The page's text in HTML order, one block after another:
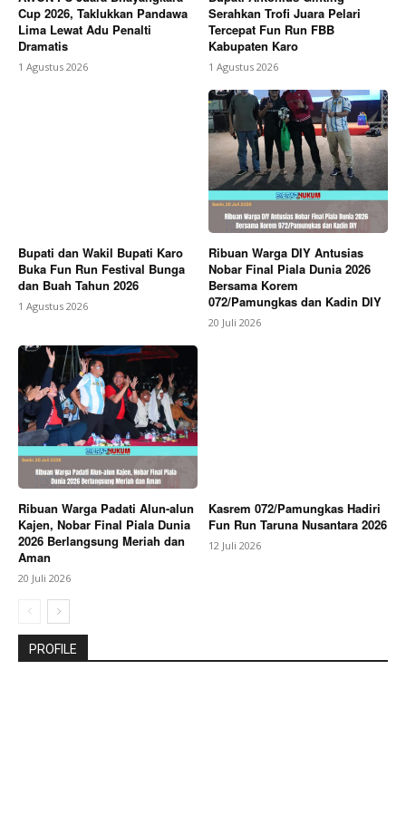
Cup 2026, Taklukkan Pandawa
Lima Lewat Adu Penalti
Dramatis
1 Agustus 2026
Serahkan Trofi Juara Pelari
Tercepat Fun Run FBB
Kabupaten Karo
1 Agustus 2026
Bupati dan Wakil Bupati Karo
Buka Fun Run Festival Bunga
dan Buah Tahun 2026
1 Agustus 2026
Ribuan Warga DIY Antusias
Nobar Final Piala Dunia 2026
Bersama Korem
072/Pamungkas dan Kadin DIY
20 Juli 2026
Ribuan Warga Padati Alun-alun
Kajen, Nobar Final Piala Dunia
2026 Berlangsung Meriah dan
Aman
20 Juli 2026
Kasrem 072/Pamungkas Hadiri
Fun Run Taruna Nusantara 2026
12 Juli 2026
PROFILE